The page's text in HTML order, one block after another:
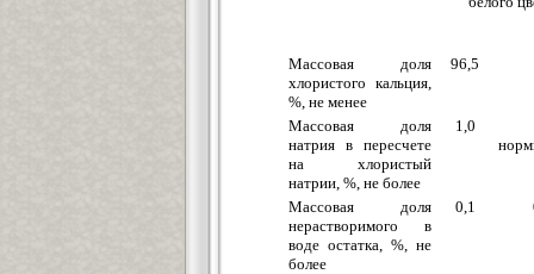
Массовая доля
хлористого кальция,
%, не менее
96,5
Массовая доля
натрия в пересчете
на хлористый
натрии, %, не более
1,0
Массовая доля
нерастворимого в
воде остатка, %, не
более
0,1